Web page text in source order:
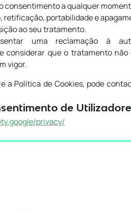
consentimento a qualquer
retificação, portabilidade e
ao seu tratamento.
uma reclamação à
considerar que o tratamento
vigor.
a Política de Cookies, pode
de
privacy/